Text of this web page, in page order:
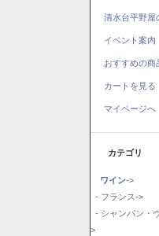
清水台平野屋
イベント案内
おすすめの商
カートを見る
マイページへ
カテゴリ
ワイン->
- フランス->
- シャンパン・
>